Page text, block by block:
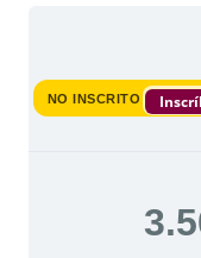
NO INSCRITO